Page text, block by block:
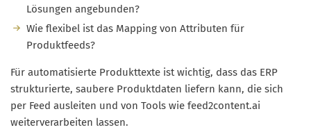
Lösungen angebunden?
Wie flexibel ist das Mapping von Attributen für
Produktfeeds?
Für automatisierte Produkttexte ist wichtig, dass das ERP
strukturierte, saubere Produktdaten liefern kann, die sich
per Feed ausleiten und von Tools wie feed2content.ai
weiterverarbeiten lassen.